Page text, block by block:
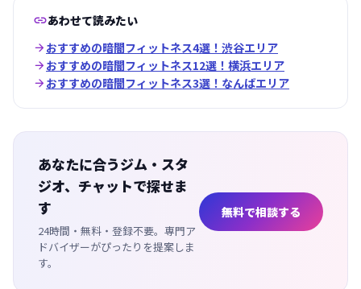
あわせて読みたい
 おすすめの暗闇フィットネス4選！渋谷エリア
 おすすめの暗闇フィットネス12選！横浜エリア
 おすすめの暗闇フィットネス3選！なんばエリア
あなたに合うジム・スタ
ジオ、チャットで探せま
す
24時間・無料・登録不要。専門ア
ドバイザーがぴったりを提案しま
す。
無料で相談する